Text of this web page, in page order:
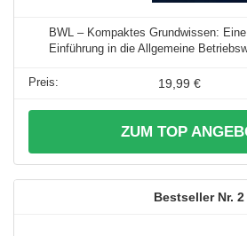
BWL – Kompaktes Grundwissen:
Einführung in die Allgemeine
19,99 €
ZUM TOP
2